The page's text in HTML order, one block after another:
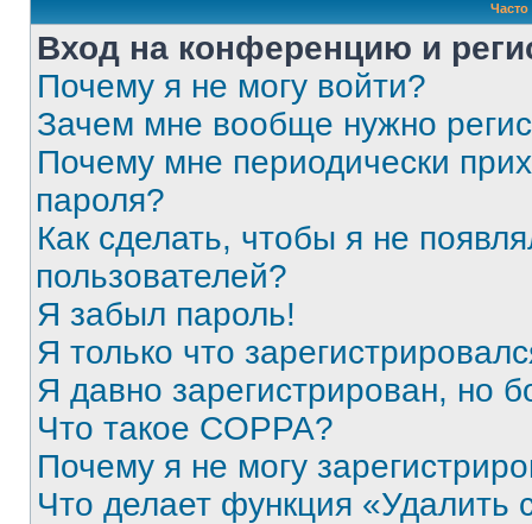
Вход на конференцию и
Почему я не могу войти?
Зачем мне вообще нужно
Почему мне периодически
пароля?
Как сделать, чтобы я не
пользователей?
Я забыл пароль!
Я только что
Я давно зарегистрирован, но
Что такое COPPA?
Почему я не могу
Что делает функция «Удалить